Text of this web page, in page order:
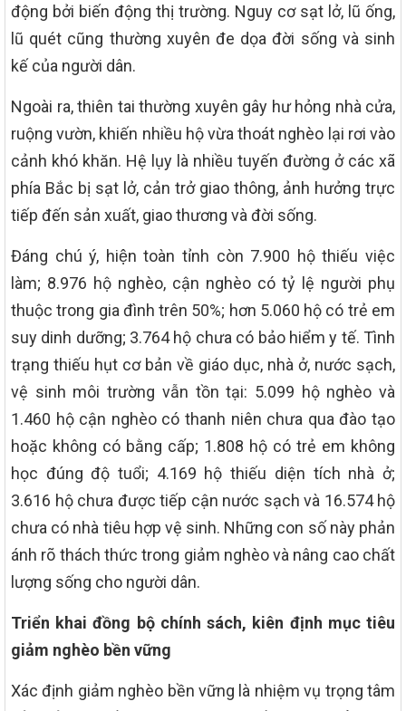
động bởi biến động thị trường. Nguy cơ sạt lở, lũ ống,
lũ quét cũng thường xuyên đe dọa đời sống và sinh
kế của người dân.
Ngoài ra, thiên tai thường xuyên gây hư hỏng nhà cửa,
ruộng vườn, khiến nhiều hộ vừa thoát nghèo lại rơi vào
cảnh khó khăn. Hệ lụy là nhiều tuyến đường ở các xã
phía Bắc bị sạt lở, cản trở giao thông, ảnh hưởng trực
tiếp đến sản xuất, giao thương và đời sống.
Đáng chú ý, hiện toàn tỉnh còn 7.900 hộ thiếu việc
làm; 8.976 hộ nghèo, cận nghèo có tỷ lệ người phụ
thuộc trong gia đình trên 50%; hơn 5.060 hộ có trẻ em
suy dinh dưỡng; 3.764 hộ chưa có bảo hiểm y tế. Tình
trạng thiếu hụt cơ bản về giáo dục, nhà ở, nước sạch,
vệ sinh môi trường vẫn tồn tại: 5.099 hộ nghèo và
1.460 hộ cận nghèo có thanh niên chưa qua đào tạo
hoặc không có bằng cấp; 1.808 hộ có trẻ em không
học đúng độ tuổi; 4.169 hộ thiếu diện tích nhà ở;
3.616 hộ chưa được tiếp cận nước sạch và 16.574 hộ
chưa có nhà tiêu hợp vệ sinh. Những con số này phản
ánh rõ thách thức trong giảm nghèo và nâng cao chất
lượng sống cho người dân.
Triển khai đồng bộ chính sách, kiên định mục tiêu
giảm nghèo bền vững
Xác định giảm nghèo bền vững là nhiệm vụ trọng tâm